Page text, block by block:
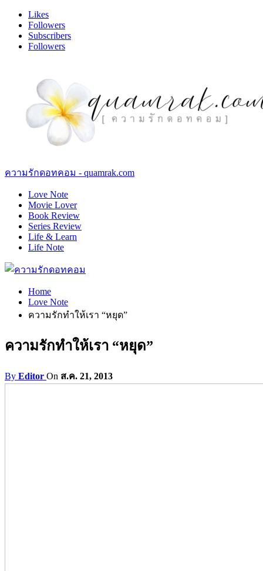
Likes
Followers
Subscribers
Followers
ความรักดอทคอม - quamrak.com
Love Note
Movie Lover
Book Review
Series Review
Life & Learn
Life Note
Home
Love Note
ความรักทำให้เรา “หยุด”
ความรักทำให้เรา “หยุด”
By Editor On ส.ค. 21, 2013